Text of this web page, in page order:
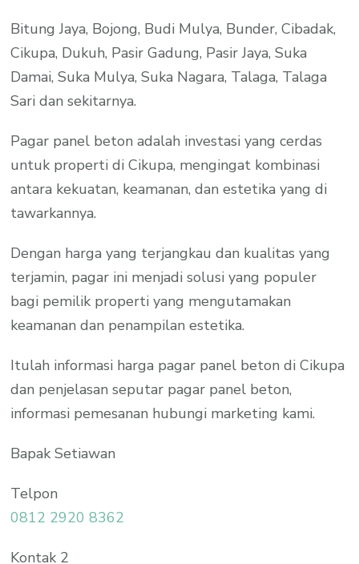
Bitung Jaya, Bojong, Budi Mulya, Bunder, Cibadak,
Cikupa, Dukuh, Pasir Gadung, Pasir Jaya, Suka
Damai, Suka Mulya, Suka Nagara, Talaga, Talaga
Sari dan sekitarnya.
Pagar panel beton adalah investasi yang cerdas
untuk properti di Cikupa, mengingat kombinasi
antara kekuatan, keamanan, dan estetika yang di
tawarkannya.
Dengan harga yang terjangkau dan kualitas yang
terjamin, pagar ini menjadi solusi yang populer
bagi pemilik properti yang mengutamakan
keamanan dan penampilan estetika.
Itulah informasi harga pagar panel beton di Cikupa
dan penjelasan seputar pagar panel beton,
informasi pemesanan hubungi marketing kami.
Bapak Setiawan
Telpon
0812 2920 8362
Kontak 2